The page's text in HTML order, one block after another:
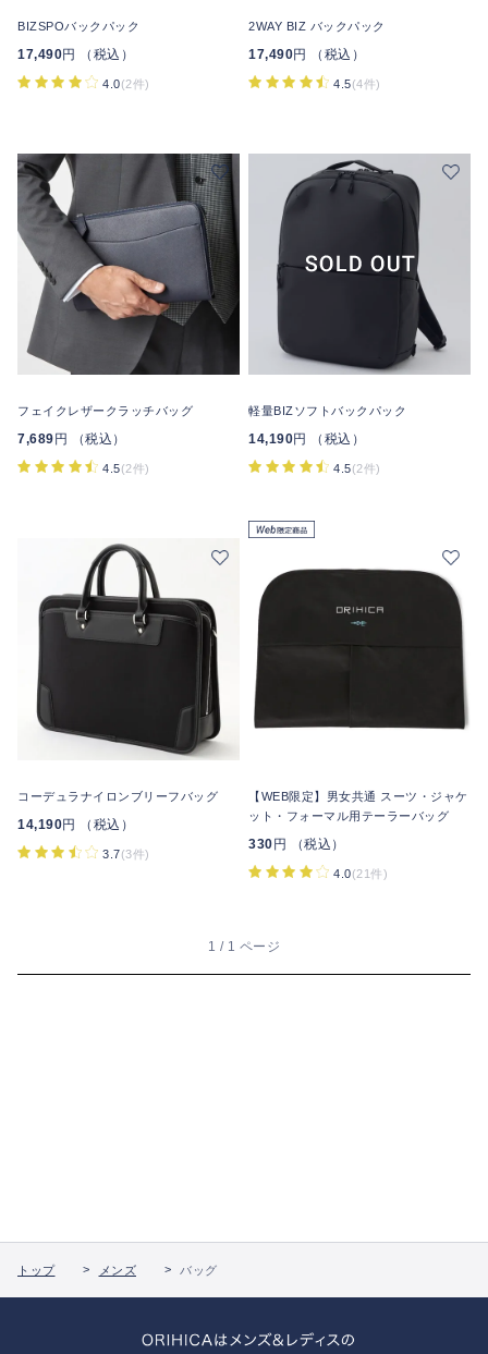
BIZSPOバックパック
17,490円 （税込）
4.0(2件)
2WAY BIZ バックパック
17,490円 （税込）
4.5(4件)
フェイクレザークラッチバッグ
7,689 円 （税込）
4.5(2件)
軽量BIZソフトバックパック
14,190円 （税込）
4.5(2件)
コーデュラナイロンブリーフバッグ
14,190円 （税込）
3.7(3件)
【WEB限定】男女共通 スーツ・ジャケ
ット・フォーマル用テーラーバッグ
330 円 （税込）
4.0(21件)
1 / 1 ページ
トップ メンズ バッグ